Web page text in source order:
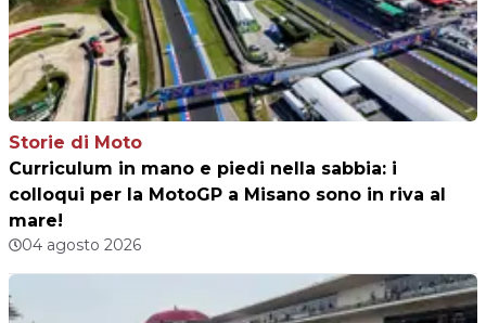
Storie di Moto
Curriculum in mano e piedi nella sabbia: i
colloqui per la MotoGP a Misano sono in riva al
mare!
04 agosto 2026